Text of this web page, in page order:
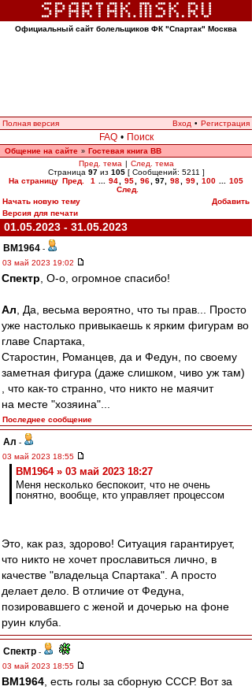
Официальный сайт болельщиков ФК "Спартак" Москва
Полная версия Вход • Регистрация
FAQ • Поиск
Общение на сайте » Гостевая книга ВВ
Пред. тема | След. тема
Страница 97из 105[ Сообщений: 5211 ]
На страницу Пред. 1 94 95 96 97 98 99 100
105
След.
Начать новую тему
Добавить
Версия для печати
01.05.2023 - 31.05.2023
BM1964 -
03 май 2023 19:02
Спектр , О-о, огромное спасибо!
Ал , Да, весьма вероятно, что ты прав... Просто
уже настолько привыкаешь к ярким фигурам во
главе Спартака,
Старостин, Романцев, да и Федун, по своему
заметная фигура (даже слишком, чиво уж там)
, что как-то странно, что никто не маячит
на месте "хозяина"...
Последнее сообщение
Ал -
03 май 2023 18:55
BM1964 » 03 май 2023 18:27
Меня несколько беспокоит, что не очень
понятно, вообще, кто управляет процессом
Это, как раз, здорово! Ситуация гарантирует,
что никто не хочет прославиться лично, в
качестве "владельца Спартака". А просто
делает дело. В отличие от Федуна,
позировавшего с женой и дочерью на фоне
руин клуба.
Спектр -
03 май 2023 18:55
BM1964 , есть голы за сборную СССР. Вот за